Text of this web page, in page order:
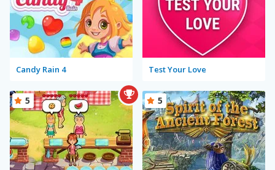
Candy Rain 4 Test Your Love
5 5